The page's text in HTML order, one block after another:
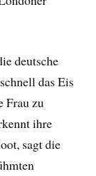
deutsche
das Eis
Frau zu
ihre
sagt die